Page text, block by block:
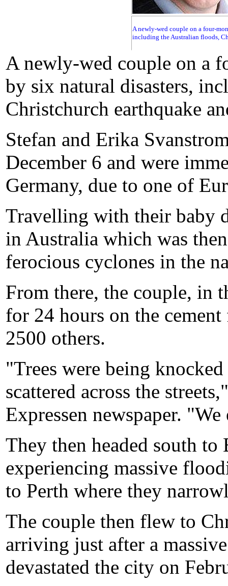
A newly-wed couple on a four-
including the Australian floods,
A newly-wed couple on a
by six natural disasters,
Christchurch earthquake
Stefan and Erika
December 6 and were
Germany, due to one of
Travelling with their baby
in Australia which was
ferocious cyclones in the
From there, the couple, in
for 24 hours on the
2500 others.
"Trees were being
scattered across the
Expressen newspaper.
They then headed south
experiencing massive
to Perth where they
The couple then flew to
arriving just after a
devastated the city on